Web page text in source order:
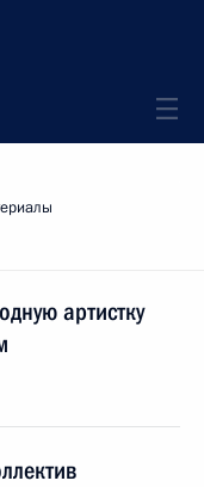
артистку